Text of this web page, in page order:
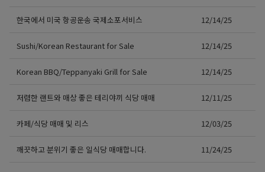
한국에서 미국 항공운송 국제소포서비스 12/14/25
Sushi/Korean Restaurant for Sale 12/14/25
Korean BBQ/Teppanyaki Grill for Sale 12/14/25
저렴한 랜트와 매상 좋은 테리야끼 식당 매매 12/11/25
카페/식당 매매 및 리스 12/03/25
깨끗하고 분위기 좋은 일식당 매매합니다. 11/24/25